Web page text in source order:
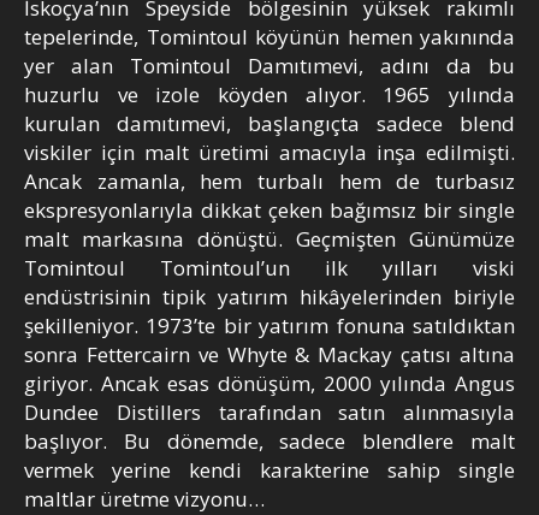
İskoçya’nın Speyside bölgesinin yüksek rakımlı
tepelerinde, Tomintoul köyünün hemen yakınında
yer alan Tomintoul Damıtımevi, adını da bu
huzurlu ve izole köyden alıyor. 1965 yılında
kurulan damıtımevi, başlangıçta sadece blend
viskiler için malt üretimi amacıyla inşa edilmişti.
Ancak zamanla, hem turbalı hem de turbasız
ekspresyonlarıyla dikkat çeken bağımsız bir single
malt markasına dönüştü. Geçmişten Günümüze
Tomintoul Tomintoul’un ilk yılları viski
endüstrisinin tipik yatırım hikâyelerinden biriyle
şekilleniyor. 1973’te bir yatırım fonuna satıldıktan
sonra Fettercairn ve Whyte & Mackay çatısı altına
giriyor. Ancak esas dönüşüm, 2000 yılında Angus
Dundee Distillers tarafından satın alınmasıyla
başlıyor. Bu dönemde, sadece blendlere malt
vermek yerine kendi karakterine sahip single
maltlar üretme vizyonu…